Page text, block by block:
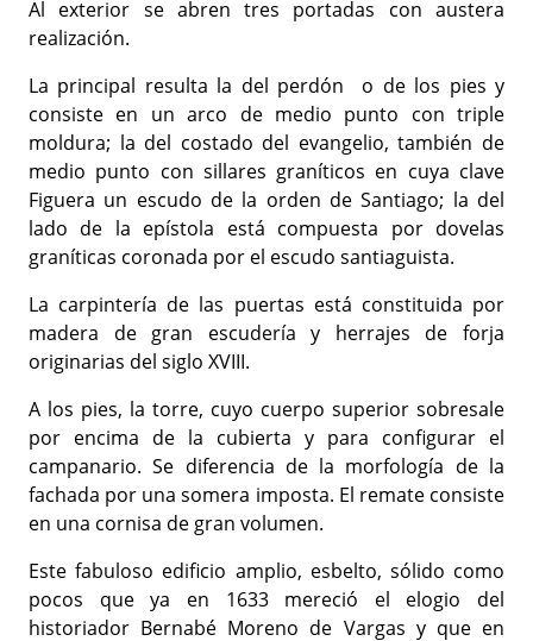
Al exterior se abren tres portadas con austera
realización.
La principal resulta la del perdón o de los pies y
consiste en un arco de medio punto con triple
moldura; la del costado del evangelio, también de
medio punto con sillares graníticos en cuya clave
Figuera un escudo de la orden de Santiago; la del
lado de la epístola está compuesta por dovelas
graníticas coronada por el escudo santiaguista.
La carpintería de las puertas está constituida por
madera de gran escudería y herrajes de forja
originarias del siglo XVIII.
A los pies, la torre, cuyo cuerpo superior sobresale
por encima de la cubierta y para configurar el
campanario. Se diferencia de la morfología de la
fachada por una somera imposta. El remate consiste
en una cornisa de gran volumen.
Este fabuloso edificio amplio, esbelto, sólido como
pocos que ya en 1633 mereció el elogio del
historiador Bernabé Moreno de Vargas y que en